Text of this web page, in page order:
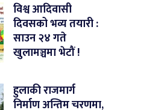
विश्व आदिवासी
दिवसको भव्य तयारी :
साउन २४ गते
खुलामञ्चमा भेटौं !
हुलाकी राजमार्ग
निर्माण अन्तिम चरणमा,